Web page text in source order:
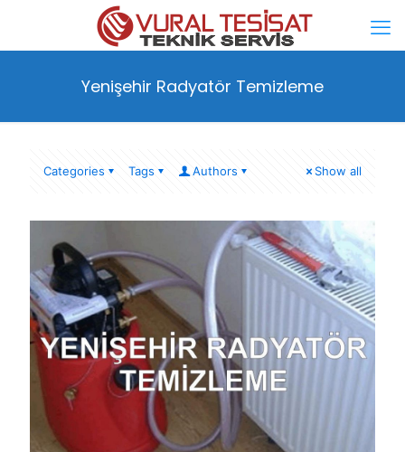
Yenişehir Radyatör Temizleme
Categories Tags Authors Show all